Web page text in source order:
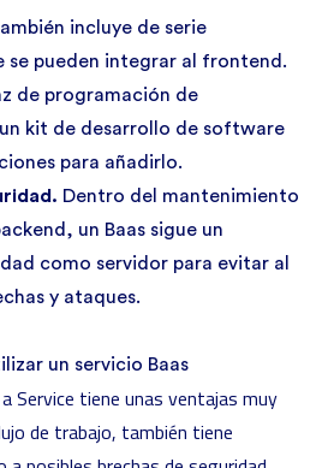
incluye de serie
se pueden integrar al frontend.
de programación de
kit de desarrollo de software
para añadirlo.
Dentro del mantenimiento
un Baas sigue un
como servidor para evitar al
y ataques.
un servicio Baas
Service tiene unas ventajas muy
de trabajo, también tiene